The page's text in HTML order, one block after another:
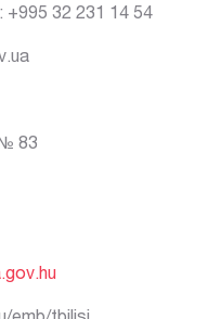
32 231 14 54
83